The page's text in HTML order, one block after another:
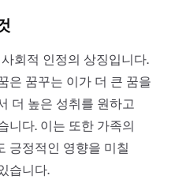
회적 인정의 상징입니다.
은 꿈꾸는 이가 더 큰 꿈을
더 높은 성취를 원하고
니다. 이는 또한 가족의
긍정적인 영향을 미칠
습니다.